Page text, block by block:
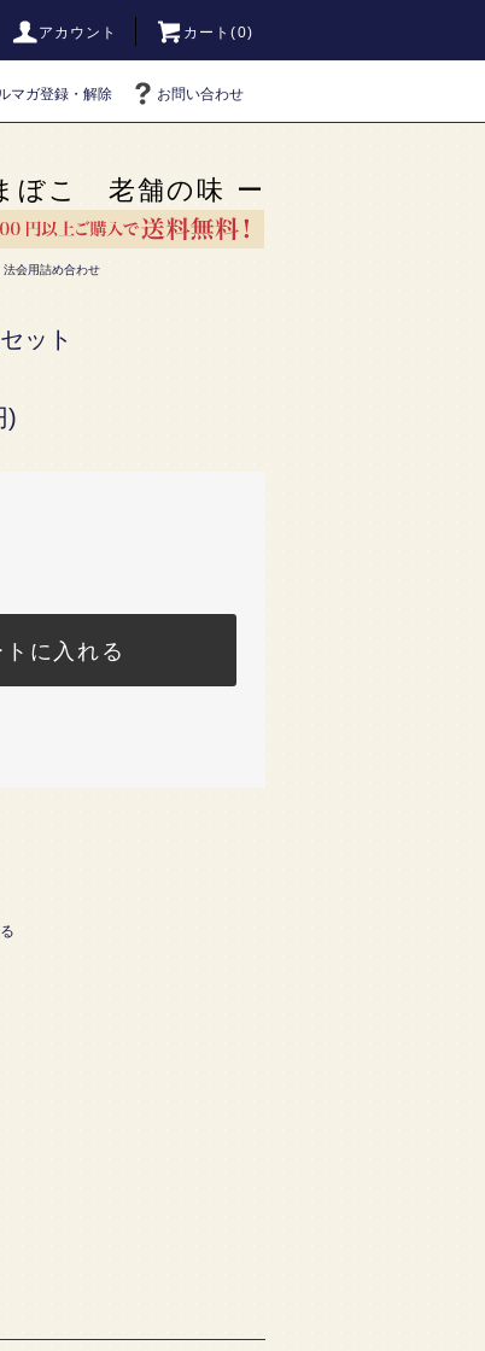
アカウント カート(0)
マガ登録・解除 お問い合わせ
ぼこ 老舗の味 ー
法会用詰め合わせ
ット
)
に入れる